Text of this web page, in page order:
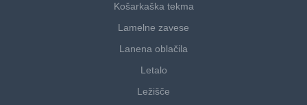
Košarkaška tekma
Lamelne zavese
Lanena oblačila
Letalo
Ležišče